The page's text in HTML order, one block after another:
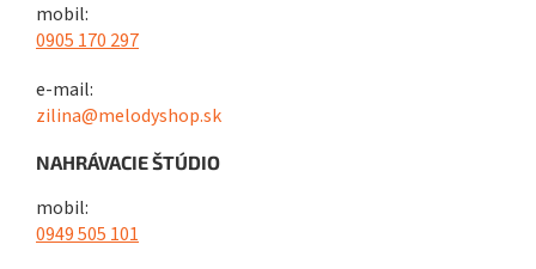
mobil:
0905 170 297
e-mail:
zilina@melodyshop.sk
NAHRÁVACIE ŠTÚDIO
mobil:
0949 505 101